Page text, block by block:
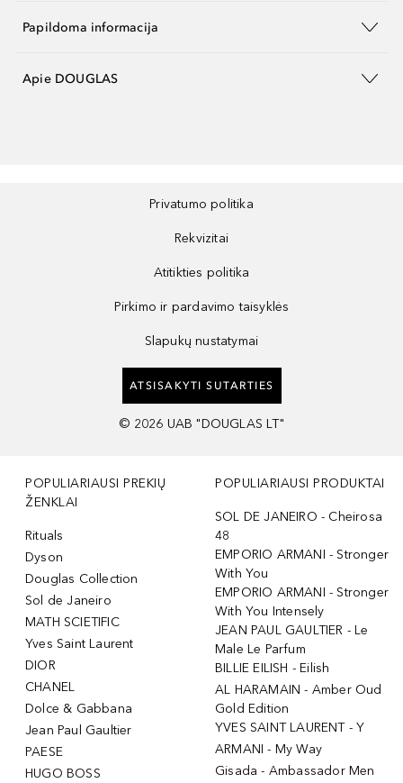
Papildoma informacija
Apie DOUGLAS
Privatumo politika
Rekvizitai
Atitikties politika
Pirkimo ir pardavimo taisyklės
Slapukų nustatymai
ATSISAKYTI SUTARTIES
© 2026 UAB "DOUGLAS LT"
POPULIARIAUSI PREKIŲ
ŽENKLAI
Rituals
Dyson
Douglas Collection
Sol de Janeiro
MATH SCIETIFIC
Yves Saint Laurent
DIOR
CHANEL
Dolce & Gabbana
Jean Paul Gaultier
PAESE
HUGO BOSS
POPULIARIAUSI PRODUKTAI
SOL DE JANEIRO - Cheirosa
48
EMPORIO ARMANI - Stronger
With You
EMPORIO ARMANI - Stronger
With You Intensely
JEAN PAUL GAULTIER - Le
Male Le Parfum
BILLIE EILISH - Eilish
AL HARAMAIN - Amber Oud
Gold Edition
YVES SAINT LAURENT - Y
ARMANI - My Way
Gisada - Ambassador Men